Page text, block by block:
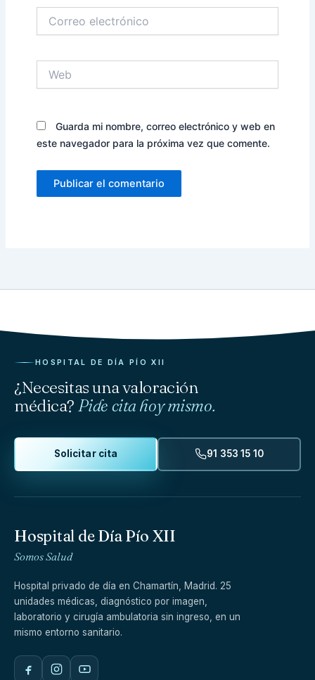
electrónico
Guarda mi nombre, correo electrónico y web en
este navegador para la próxima vez que comente.
HOSPITAL DE DÍA PÍO XII
¿Necesitas una valoración
médica? Pide cita hoy mismo.
Solicitar cita 91 353 15 10
Hospital de Día Pío XII
Somos Salud
Hospital privado de día en Chamartín, Madrid. 25
unidades médicas, diagnóstico por imagen,
laboratorio y cirugía ambulatoria sin ingreso, en un
mismo entorno sanitario.